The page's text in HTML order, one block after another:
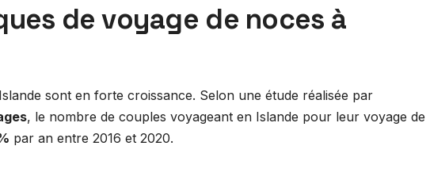
de voyage de noces à
sont en forte croissance. Selon une étude réalisée par
, le nombre de couples voyageant en Islande pour leur voyage de
par an entre 2016 et 2020.